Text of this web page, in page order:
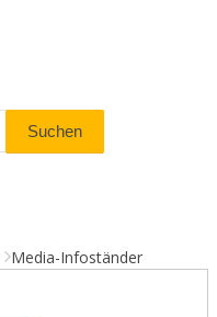
Media-Infoständer